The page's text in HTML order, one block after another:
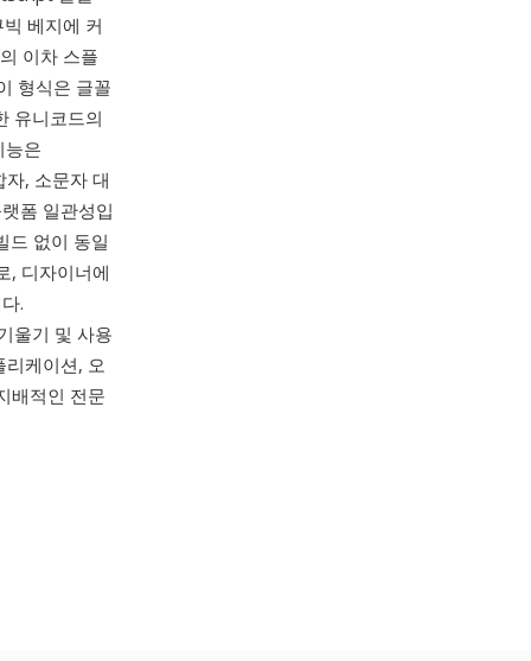
베지에 커
이차 스플
형식은 글꼴
유니코드의
능은
, 소문자 대
폼 일관성입
드 없이 동일
, 디자이너에
.
울기 및 사용
리케이션, 오
배적인 전문